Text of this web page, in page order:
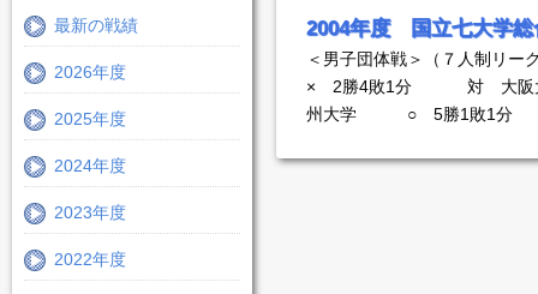
最新の戦績
2026年度
2025年度
2024年度
2023年度
2022年度
2004年度 国立七大学総
＜男子団体戦＞（７
× 2勝4敗1分 対 大
州大学 ○ 5勝1敗1